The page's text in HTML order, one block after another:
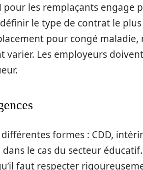
les remplaçants engage
définir le type de contrat le
pour congé
varier. Les employeurs
formes : CDD,
le cas du secteur
faut respecter